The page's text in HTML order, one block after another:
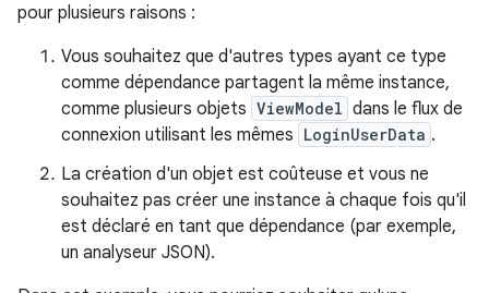
pour plusieurs raisons :
Vous souhaitez que d'autres types ayant ce type
comme dépendance partagent la même instance,
comme plusieurs objets ViewModel dans le flux de
connexion utilisant les mêmes LoginUserData .
La création d'un objet est coûteuse et vous ne
souhaitez pas créer une instance à chaque fois qu'il
est déclaré en tant que dépendance (par exemple,
un analyseur JSON).